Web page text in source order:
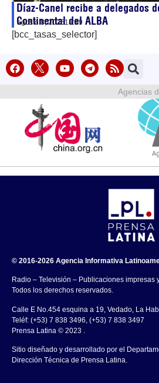
Díaz-Canel recibe a delegados
Continental del ALBA
agosto 8, 202618:29
[bcc_tasas_selector]
Agencias
© 2016-2026 Agencia Informativa
Radio – Televisión – Publicaciones impresas
Todos los derechos reservados.
Calle E No.454 esquina a 19, Vedado, La
Teléf: (+53) 7 838 3496, (+53) 7 838 3497
Prensa Latina © 2023 .
Sitio diseñado y desarrollado por el
Dirección Técnica de Prensa Latina.